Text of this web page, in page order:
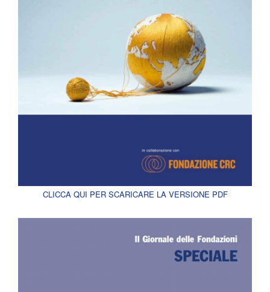
CLICCA QUI PER SCARICARE LA VERSIONE PDF